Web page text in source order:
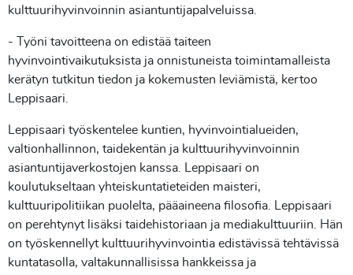
kulttuurihyvinvoinnin asiantuntijapalveluissa.
- Työni tavoitteena on edistää taiteen
hyvinvointivaikutuksista ja onnistuneista toimintamalleista
kerätyn tutkitun tiedon ja kokemusten leviämistä, kertoo
Leppisaari.
Leppisaari työskentelee kuntien, hyvinvointialueiden,
valtionhallinnon, taidekentän ja kulttuurihyvinvoinnin
asiantuntijaverkostojen kanssa. Leppisaari on
koulutukseltaan yhteiskuntatieteiden maisteri,
kulttuuripolitiikan puolelta, pääaineena filosofia. Leppisaari
on perehtynyt lisäksi taidehistoriaan ja mediakulttuuriin. Hän
on työskennellyt kulttuurihyvinvointia edistävissä tehtävissä
kuntatasolla, valtakunnallisissa hankkeissa ja